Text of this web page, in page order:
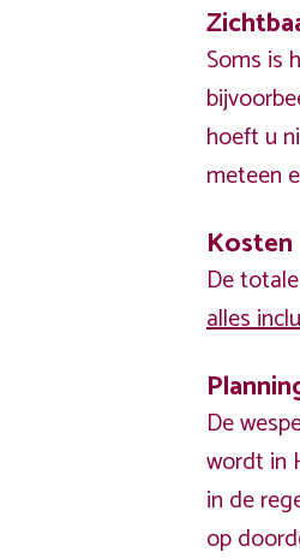
Soms is
hoeft u
meteen
Kosten
De
alles
De
wordt in
in de
op